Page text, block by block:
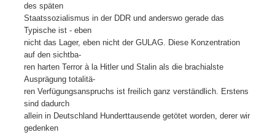
des späten
Staatssozialismus in der DDR und anderswo gerade das
Typische ist - eben
nicht das Lager, eben nicht der GULAG. Diese Konzentration
auf den sichtba-
ren harten Terror à la Hitler und Stalin als die brachialste
Ausprägung totalitä-
ren Verfügungsanspruchs ist freilich ganz verständlich. Erstens
sind dadurch
allein in Deutschland Hunderttausende getötet worden, derer wir
gedenken